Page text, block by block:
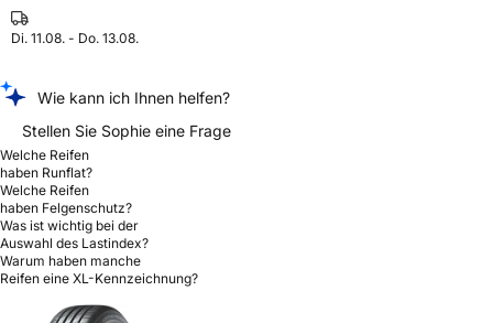
Di. 11.08. - Do. 13.08.
Wie kann ich Ihnen helfen?
Stellen Sie Sophie eine Frage
Welche Reifen
haben Runflat?
Welche Reifen
haben Felgenschutz?
Was ist wichtig bei der
Auswahl des Lastindex?
Warum haben manche
Reifen eine XL-Kennzeichnung?